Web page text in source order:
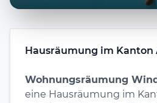
Hausräumung im Kanton
Wohnungsräumung
eine Hausräumung im